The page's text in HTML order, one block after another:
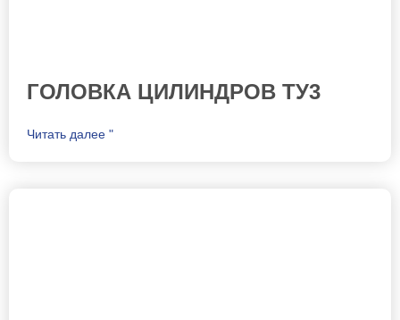
ГОЛОВКА ЦИЛИНДРОВ ТУ3
Читать далее "